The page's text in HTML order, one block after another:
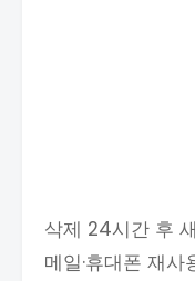
삭제 24시간 후
메일·휴대폰 재사